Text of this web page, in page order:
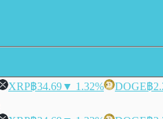
XRP฿34.69▼ 1.32% DOGE฿